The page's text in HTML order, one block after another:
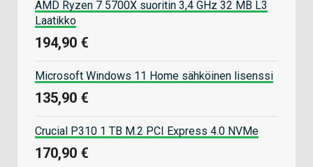
AMD Ryzen 7 5700X suoritin 3,4 GHz 32 MB L3
Laatikko
194,90 €
Microsoft Windows 11 Home sähköinen lisenssi
135,90 €
Crucial P310 1 TB M.2 PCI Express 4.0 NVMe
170,90 €